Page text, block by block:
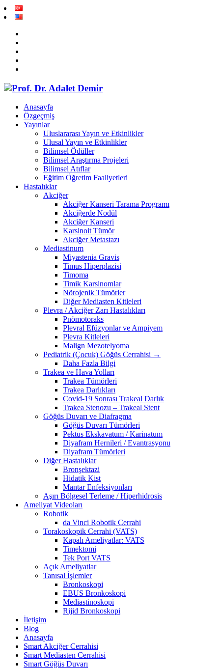
Anasayfa
Özgeçmiş
Yayınlar
Uluslararası Yayın ve Etkinlikler
Ulusal Yayın ve Etkinlikler
Bilimsel Ödüller
Bilimsel Araştırma Projeleri
Bilimsel Atıflar
Eğitim Öğretim Faaliyetleri
Hastalıklar
Akciğer
Akciğer Kanseri Tarama Programı
Akciğerde Nodül
Akciğer Kanseri
Karsinoit Tümör
Akciğer Metastazı
Mediastinum
Miyastenia Gravis
Timus Hiperplazisi
Timoma
Timik Karsinomlar
Nörojenik Tümörler
Diğer Mediasten Kitleleri
Plevra / Akciğer Zarı Hastalıkları
Pnömotoraks
Plevral Efüzyonlar ve Ampiyem
Plevra Kitleleri
Malign Mezotelyoma
Pediatrik (Çocuk) Göğüs Cerrahisi →
Daha Fazla Bilgi
Trakea ve Hava Yolları
Trakea Tümörleri
Trakea Darlıkları
Covid-19 Sonrası Trakeal Darlık
Trakea Stenozu – Trakeal Stent
Göğüs Duvarı ve Diafragma
Göğüs Duvarı Tümörleri
Pektus Ekskavatum / Karinatum
Diyafram Hernileri / Evantrasyonu
Diyafram Tümörleri
Diğer Hastalıklar
Bronşektazi
Hidatik Kist
Mantar Enfeksiyonları
Aşırı Bölgesel Terleme / Hiperhidrosis
Ameliyat Videoları
Robotik
da Vinci Robotik Cerrahi
Torakoskopik Cerrahi (VATS)
Kapalı Ameliyatlar: VATS
Timektomi
Tek Port VATS
Açık Ameliyatlar
Tanısal İşlemler
Bronkoskopi
EBUS Bronkoskopi
Mediastinoskopi
Rijid Bronkoskopi
İletişim
Blog
Anasayfa
Smart Akciğer Cerrahisi
Smart Mediasten Cerrahisi
Smart Göğüs Duvarı